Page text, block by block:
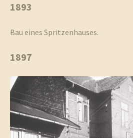
1893
Bau eines Spritzenhauses.
1897